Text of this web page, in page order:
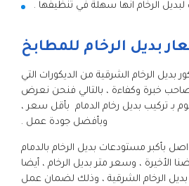
الرخام انها سهلة في تنظيفها .
بديل الرخام للمطابخ
بديل الرخام الشرقية من الديكورات التي
خبرة وكفاءة ، بالتالي فنحن نعرض
تركيب بديل رخام الدمام بأقل سعر ،
وبأفضل جودة عمل .
بأكبر مستودعات بديل الرخام بالدمام
الأخيرة ، وسعر متر بديل الرخام ، أيضا
الرخام الشرقية ، وذلك لضمان عمل